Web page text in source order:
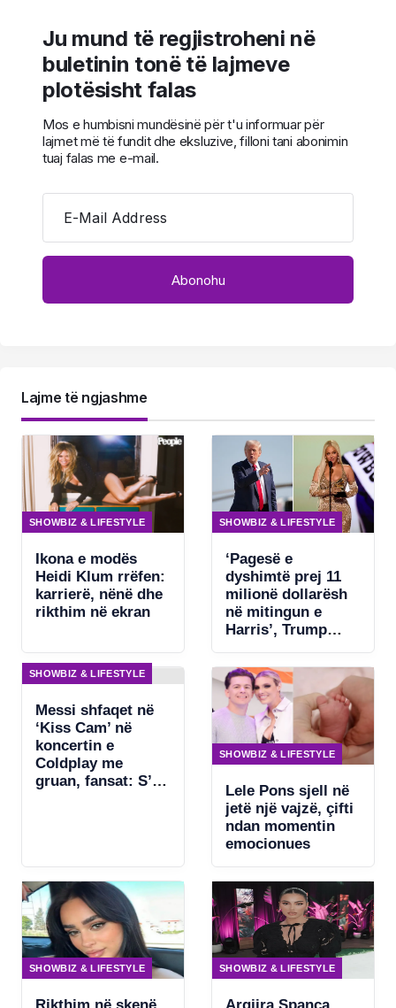
Ju mund të regjistroheni në
buletinin tonë të lajmeve
plotësisht falas
Mos e humbisni mundësinë për t'u informuar për
lajmet më të fundit dhe eksluzive, filloni tani abonimin
tuaj falas me e-mail.
E-Mail Address
Lajme të ngjashme
SHOWBIZ & LIFESTYLE
Ikona e modës
Heidi Klum rrëfen:
karrierë, nënë dhe
rikthim në ekran
SHOWBIZ & LIFESTYLE
‘Pagesë e
dyshimtë prej 11
milionë dollarësh
në mitingun e
Harris’, Trump
penale për
Beyonce
SHOWBIZ & LIFESTYLE
Messi shfaqet në
‘Kiss Cam’ në
koncertin e
Coldplay me
gruan, fansat: S’ka
SHOWBIZ & LIFESTYLE
Lele Pons sjell në
jetë një vajzë, çifti
ndan momentin
emocionues
SHOWBIZ & LIFESTYLE SHOWBIZ & LIFESTYLE